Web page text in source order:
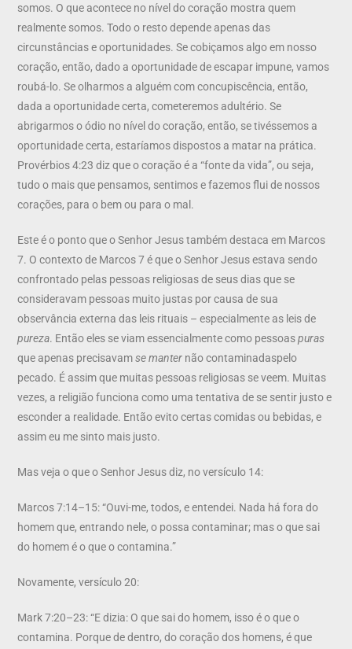
somos. O que acontece no nível do coração mostra quem
realmente somos. Todo o resto depende apenas das
circunstâncias e oportunidades. Se cobiçamos algo em nosso
coração, então, dado a oportunidade de escapar impune, vamos
roubá-lo. Se olharmos a alguém com concupiscência, então,
dada a oportunidade certa, cometeremos adultério. Se
abrigarmos o ódio no nível do coração, então, se tivéssemos a
oportunidade certa, estaríamos dispostos a matar na prática.
Provérbios 4:23 diz que o coração é a “fonte da vida”, ou seja,
tudo o mais que pensamos, sentimos e fazemos flui de nossos
corações, para o bem ou para o mal.
Este é o ponto que o Senhor Jesus também destaca em Marcos
7. O contexto de Marcos 7 é que o Senhor Jesus estava sendo
confrontado pelas pessoas religiosas de seus dias que se
consideravam pessoas muito justas por causa de sua
observância externa das leis rituais – especialmente as leis de
pureza. Então eles se viam essencialmente como pessoaspuras
que apenas precisavamse manter não contaminadaspelo
pecado. É assim que muitas pessoas religiosas se veem. Muitas
vezes, a religião funciona como uma tentativa de se sentir justo e
esconder a realidade. Então evito certas comidas ou bebidas, e
assim eu me sinto mais justo.
Mas veja o que o Senhor Jesus diz, no versículo 14:
Marcos 7:14–15: “Ouvi-me, todos, e entendei. Nada há fora do
homem que, entrando nele, o possa contaminar; mas o que sai
do homem é o que o contamina.”
Novamente, versículo 20:
Mark 7:20–23: “E dizia: O que sai do homem, isso é o que o
contamina. Porque de dentro, do coração dos homens, é que